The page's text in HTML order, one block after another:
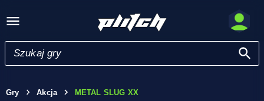
Gry Akcja METAL SLUG XX